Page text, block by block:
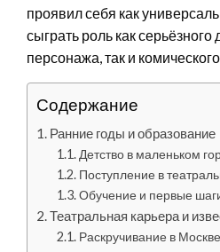
проявил себя как
сыграть роль как серьёзного
персонажа, так и
Содержание
Ранние годы и образование
Детство в маленьком
Поступление в
Обучение и первые
Театральная карьера и
Раскручивание в Москве